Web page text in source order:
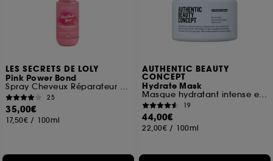
LES SECRETS DE LOLY
Pink Power Bond
Spray Cheveux Réparateur sans rinçage
25
35,00€
17,50€ / 100ml
AUTHENTIC BEAUTY
CONCEPT
Hydrate Mask
Masque hydratant intense et léger pour cheveux normaux à secs
19
44,00€
22,00€ / 100ml